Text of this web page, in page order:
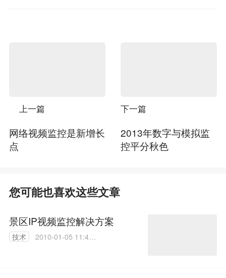
上一篇
网络视频监控是新增长
点
下一篇
2013年数字与模拟监
控平分秋色
您可能也喜欢这些文章
景区IP视频监控解决方案
技术
2010-01-05 11:44: